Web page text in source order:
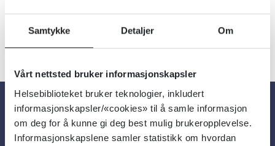
Samtykke Detaljer Om
Vårt nettsted bruker informasjonskapsler
Helsebiblioteket bruker teknologier, inkludert
informasjonskapsler/«cookies» til å samle informasjon
om deg for å kunne gi deg best mulig brukeropplevelse.
Informasjonskapslene samler statistikk om hvordan
« 1 »
Om oss